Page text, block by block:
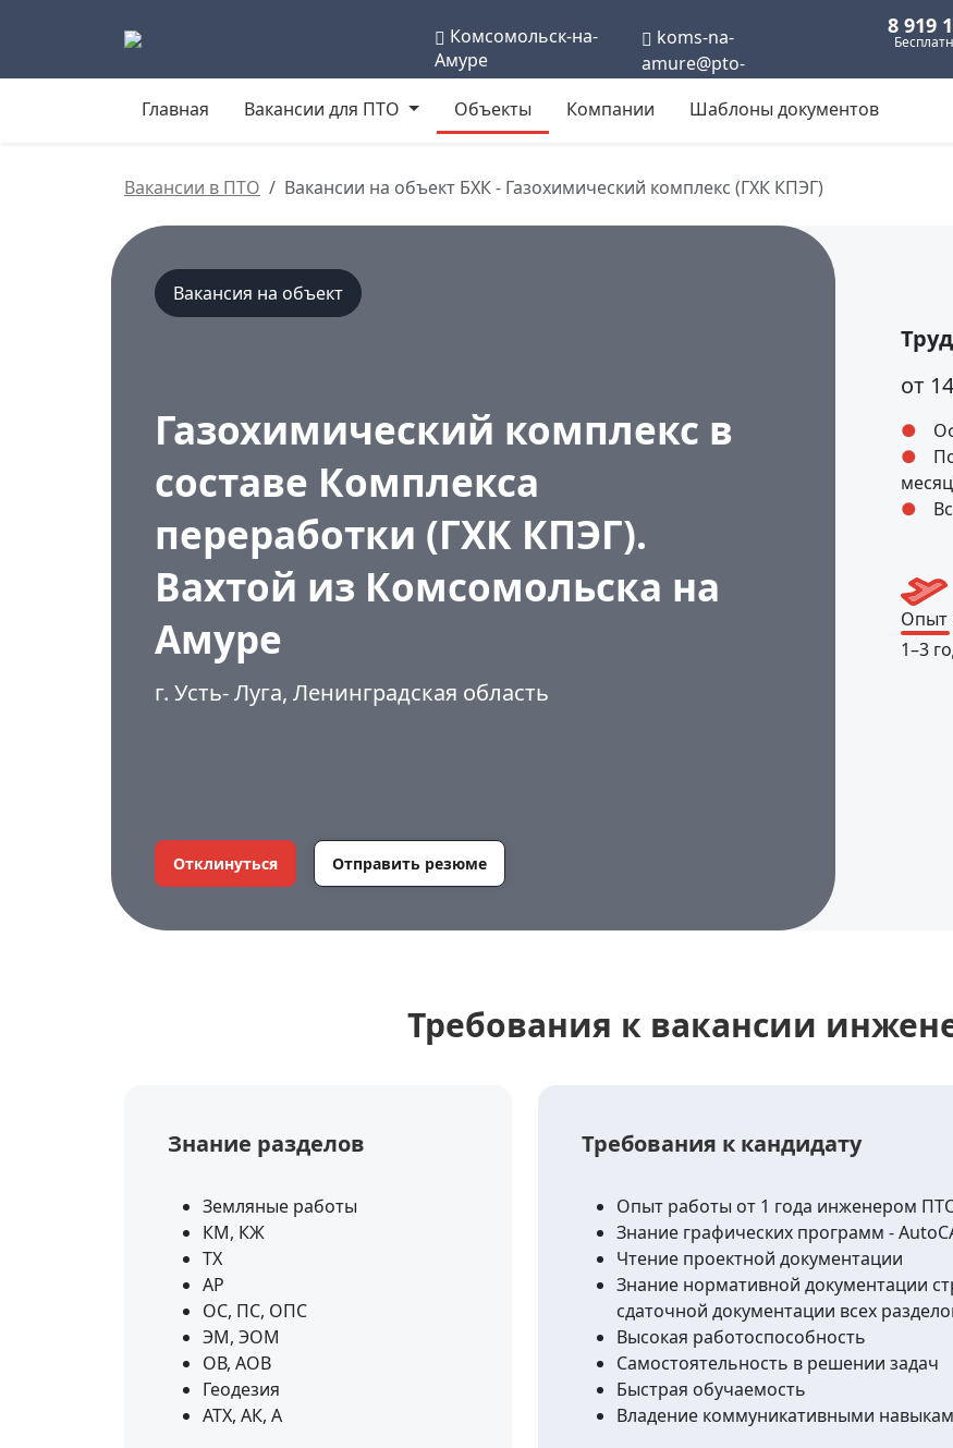
Комсомольск-на-
Амуре
koms-na-
amure@pto-
8 919
Главная Вакансии для ПТО Объекты Компании Шаблоны документов
Вакансии в ПТО Вакансии на объект БХК - Газохимический комплекс (ГХК КПЭГ)
Вакансия на объект
Газохимический комплекс в
составе Комплекса
переработки (ГХК КПЭГ).
Вахтой из Комсомольска на
Амуре
г. Усть- Луга, Ленинградская область
Отклинуться Отправить резюме
от
Опыт
1–3
Требования к вакансии
Знание разделов
Земляные работы
КМ, КЖ
ТХ
АР
ОС, ПС, ОПС
ЭМ, ЭОМ
ОВ, АОВ
Геодезия
АТХ, АК, А
Требования к кандидату
Опыт работы от 1 года инженером
Знание графических программ -
Чтение проектной документации
Знание нормативной документации
сдаточной документации всех
Высокая работоспособность
Самостоятельность в решении задач
Быстрая обучаемость
Владение коммуникативными